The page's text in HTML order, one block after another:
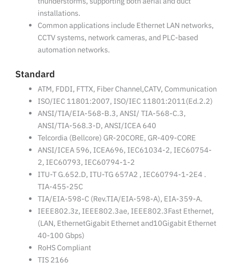
installations.
Common applications include Ethernet LAN networks,
CCTV systems, network cameras, and PLC-based
automation networks.
Standard
ATM, FDDI, FTTX, Fiber Channel,CATV, Communication
ISO/IEC 11801:2007, ISO/IEC 11801:2011(Ed.2.2)
ANSI/TIA/EIA-568-B.3, ANSI/ TIA-568-C.3,
ANSI/TIA-568.3-D, ANSI/ICEA 640
Telcordia (Bellcore) GR-20CORE, GR-409-CORE
ANSI/ICEA 596, ICEA696, IEC61034-2, IEC60754-
2, IEC60793, IEC60794-1-2
ITU-T G.652.D, ITU-TG 657A2 , IEC60794-1-2E4 .
TIA-455-25C
TIA/EIA-598-C (Rev.TIA/EIA-598-A), EIA-359-A.
IEEE802.3z, IEEE802.3ae, IEEE802.3Fast Ethernet,
(LAN, EthernetGigabit Ethernet and10Gigabit Ethernet
40-100 Gbps)
RoHS Compliant
TIS 2166